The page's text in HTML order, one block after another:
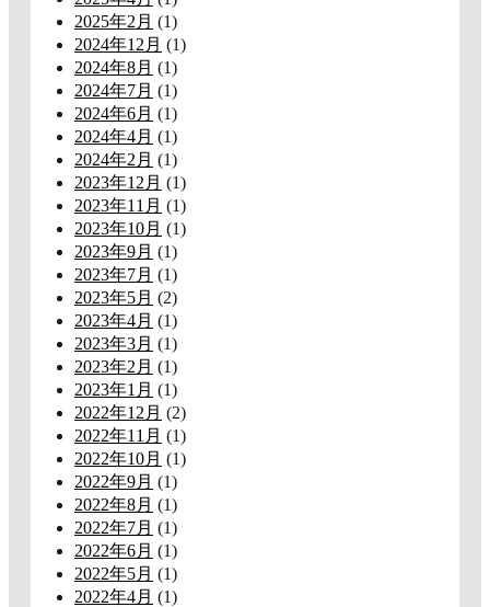
2025年2月 (1)
2024年12月 (1)
2024年8月 (1)
2024年7月 (1)
2024年6月 (1)
2024年4月 (1)
2024年2月 (1)
2023年12月 (1)
2023年11月 (1)
2023年10月 (1)
2023年9月 (1)
2023年7月 (1)
2023年5月 (2)
2023年4月 (1)
2023年3月 (1)
2023年2月 (1)
2023年1月 (1)
2022年12月 (2)
2022年11月 (1)
2022年10月 (1)
2022年9月 (1)
2022年8月 (1)
2022年7月 (1)
2022年6月 (1)
2022年5月 (1)
2022年4月 (1)